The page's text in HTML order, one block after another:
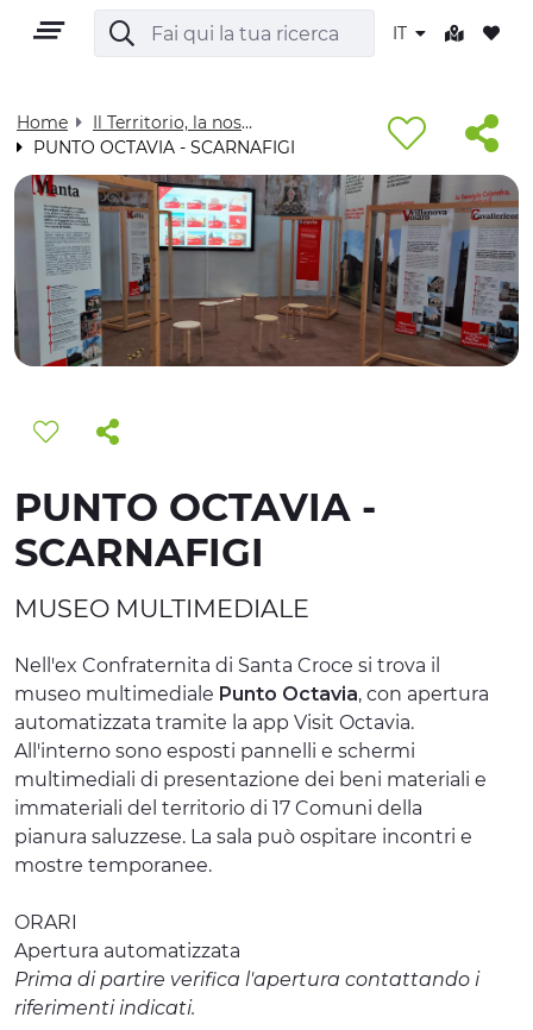
IT
IT
TERRITORIO
CULTURA
NATURA E BENESSERE
ESPERIENZE
EVENTI
OFFERTE
ACCOGLIENZA
Home
Il Territorio, la nostra casa - Visit Cuneese
PUNTO OCTAVIA - SCARNAFIGI
PUNTO OCTAVIA -
SCARNAFIGI
MUSEO MULTIMEDIALE
Nell'ex Confraternita di Santa Croce si trova il
museo multimediale Punto Octavia, con apertura
automatizzata tramite la app Visit Octavia.
All'interno sono esposti pannelli e schermi
multimediali di presentazione dei beni materiali e
immateriali del territorio di 17 Comuni della
pianura saluzzese. La sala può ospitare incontri e
mostre temporanee.
ORARI
Apertura automatizzata
Prima di partire verifica l'apertura contattando i
riferimenti indicati.